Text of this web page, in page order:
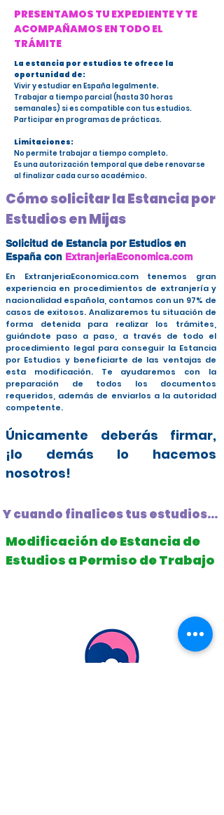
PRESENTAMOS TU EXPEDIENTE Y TE
ACOMPAÑAMOS EN TODO EL
TRÁMITE
La estancia por estudios te ofrece la
oportunidad de:
Vivir y estudiar en España legalmente.
Trabajar a tiempo parcial (hasta 30 horas
semanales) si es compatible con tus estudios.
Participar en programas de prácticas.
Limitaciones:
No permite trabajar a tiempo completo.
Es una autorización temporal que debe renovarse
al finalizar cada curso académico.
Cómo solicitar la Estancia por
Estudios en Mijas
Solicitud de Estancia por Estudios en
España con ExtranjeriaEconomica.com
En ExtranjeriaEconomica.com tenemos gran
experiencia en procedimientos de extranjería y
nacionalidad española, contamos con un 97% de
casos de exitosos. Analizaremos tu situación de
forma detenida para realizar los trámites,
guiándote paso a paso, a través de todo el
procedimiento legal para conseguir la Estancia
por Estudios y beneficiarte de las ventajas de
esta modificación. Te ayudaremos con la
preparación de todos los documentos
requeridos, además de enviarlos a la autoridad
competente.
Únicamente deberás firmar,
¡lo demás lo hacemos
nosotros!
Y cuando finalices tus estudios...
Modificación de Estancia de
Estudios a Permiso de Trabajo